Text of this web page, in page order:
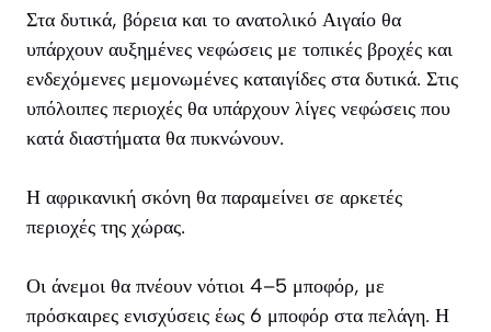
Στα δυτικά, βόρεια και το ανατολικό Αιγαίο θα
υπάρχουν αυξημένες νεφώσεις με τοπικές βροχές και
ενδεχόμενες μεμονωμένες καταιγίδες στα δυτικά. Στις
υπόλοιπες περιοχές θα υπάρχουν λίγες νεφώσεις που
κατά διαστήματα θα πυκνώνουν.
Η αφρικανική σκόνη θα παραμείνει σε αρκετές
περιοχές της χώρας.
Οι άνεμοι θα πνέουν νότιοι 4–5 μποφόρ, με
πρόσκαιρες ενισχύσεις έως 6 μποφόρ στα πελάγη. Η